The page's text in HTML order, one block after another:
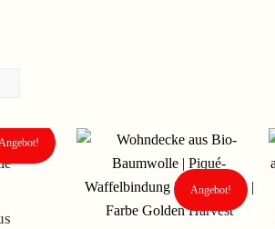
Angebot!